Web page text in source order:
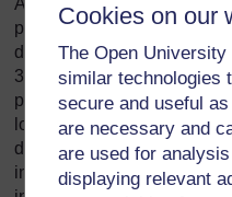
Cookies on our
The Open
similar technologies
secure and useful
are necessary and
are used for
displaying relevant
Auxiliares y Preparación
proporcionado aprendizaje
de 7 000 docentes
32 provincias, fueron
para ayudar a niños de
los centros escolares a
de la primera infancia
incorporarse al primer